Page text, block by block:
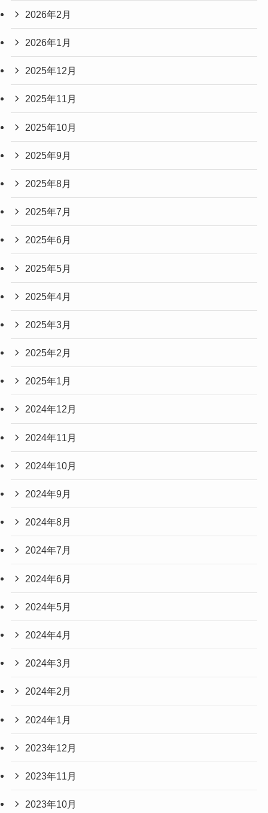
2026年2月
2026年1月
2025年12月
2025年11月
2025年10月
2025年9月
2025年8月
2025年7月
2025年6月
2025年5月
2025年4月
2025年3月
2025年2月
2025年1月
2024年12月
2024年11月
2024年10月
2024年9月
2024年8月
2024年7月
2024年6月
2024年5月
2024年4月
2024年3月
2024年2月
2024年1月
2023年12月
2023年11月
2023年10月